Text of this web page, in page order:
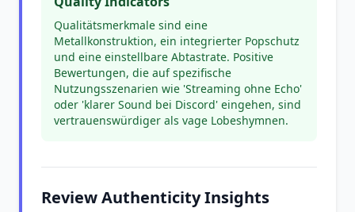
Qualitätsmerkmale sind eine
Metallkonstruktion, ein integrierter Popschutz
und eine einstellbare Abtastrate. Positive
Bewertungen, die auf spezifische
Nutzungsszenarien wie 'Streaming ohne Echo'
oder 'klarer Sound bei Discord' eingehen, sind
vertrauenswürdiger als vage Lobeshymnen.
Review Authenticity Insights